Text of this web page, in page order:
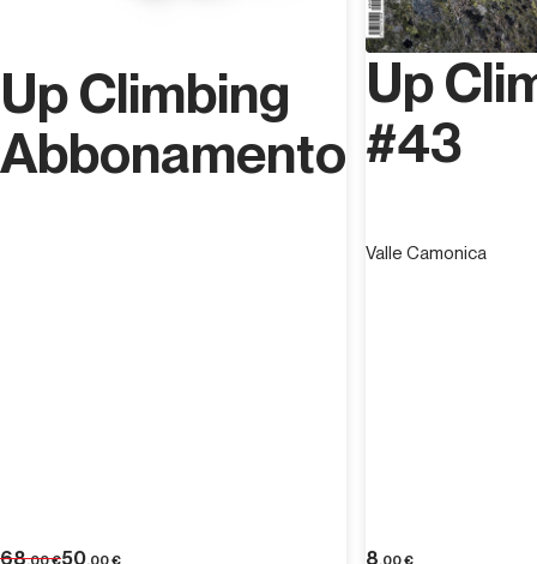
Up Climbing
Abbonamento
68.00€50.00€
Up
#43
Valle Camonica
8.00€